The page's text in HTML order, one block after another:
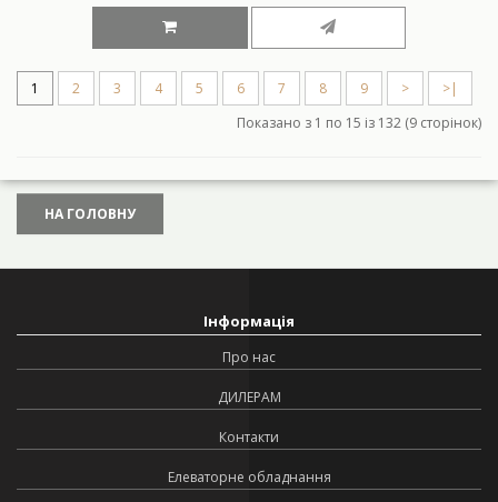
1 2 3 4 5 6 7 8 9 >
>|
Показано з 1 по 15 із 132 (9 сторінок)
НА ГОЛОВНУ
Інформація
Про нас
ДИЛЕРАМ
Контакти
Елеваторне обладнання